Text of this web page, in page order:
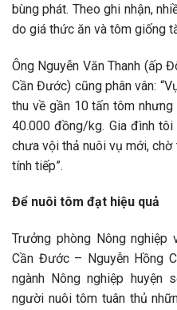
bùng phát. Theo ghi nhận,
do giá thức ăn và tôm giống
Ông Nguyễn Văn Thanh (ấp
Cần Đước) cũng phân vân:
thu về gần 10 tấn tôm
40.000 đồng/kg. Gia đình
chưa vội thả nuôi vụ mới,
tính tiếp”.
Để nuôi tôm đạt hiệu quả
Trưởng phòng Nông nghiệp
Cần Đước – Nguyễn Hồng
ngành Nông nghiệp huyện
người nuôi tôm tuân thủ